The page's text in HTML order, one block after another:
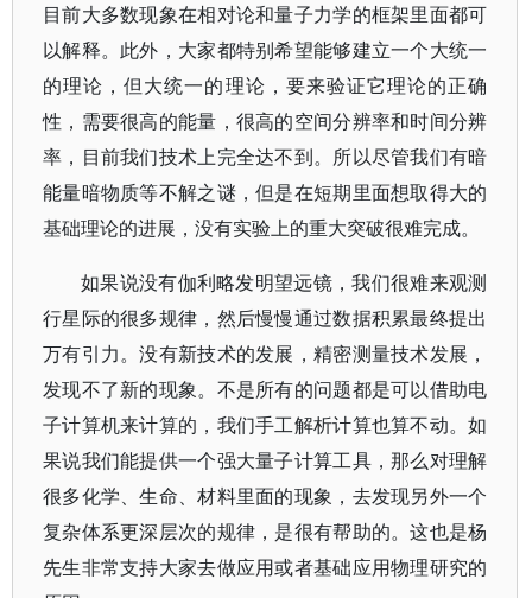
目前大多数现象在相对论和量子力学的框架里面都可
以解释。此外，大家都特别希望能够建立一个大统一
的理论，但大统一的理论，要来验证它理论的正确
性，需要很高的能量，很高的空间分辨率和时间分辨
率，目前我们技术上完全达不到。所以尽管我们有暗
能量暗物质等不解之谜，但是在短期里面想取得大的
基础理论的进展，没有实验上的重大突破很难完成。
如果说没有伽利略发明望远镜，我们很难来观测
行星际的很多规律，然后慢慢通过数据积累最终提出
万有引力。没有新技术的发展，精密测量技术发展，
发现不了新的现象。不是所有的问题都是可以借助电
子计算机来计算的，我们手工解析计算也算不动。如
果说我们能提供一个强大量子计算工具，那么对理解
很多化学、生命、材料里面的现象，去发现另外一个
复杂体系更深层次的规律，是很有帮助的。这也是杨
先生非常支持大家去做应用或者基础应用物理研究的